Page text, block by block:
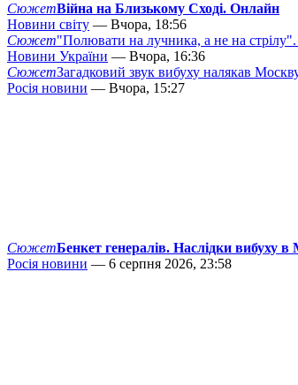
СюжетВійна на Близькому Сході. Онлайн
Новини світу — Вчора, 18:56
Сюжет"Полювати на лучника, а не на стрілу".
Новини України — Вчора, 16:36
СюжетЗагадковий звук вибуху налякав
Росія новини — Вчора, 15:27
СюжетБенкет генералів. Наслідки вибуху в
Росія новини — 6 серпня 2026, 23:58